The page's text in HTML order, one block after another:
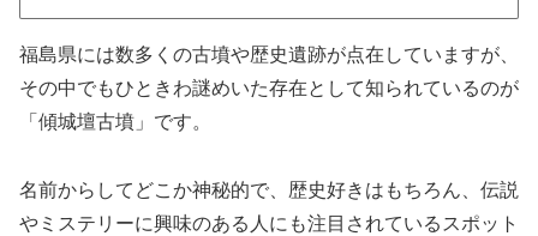
福島県には数多くの古墳や歴史遺跡が点在していますが、
その中でもひときわ謎めいた存在として知られているのが
「傾城壇古墳」です。
名前からしてどこか神秘的で、歴史好きはもちろん、伝説
やミステリーに興味のある人にも注目されているスポット